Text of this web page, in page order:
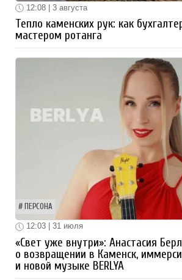
12:08 | 3 августа
Тепло каменских рук: как
мастером ротанга
ПЕРСОНА
12:03 | 31 июля
«Свет уже внутри»: Анастасия
о возвращении в Каменск,
и новой музыке BERLYA